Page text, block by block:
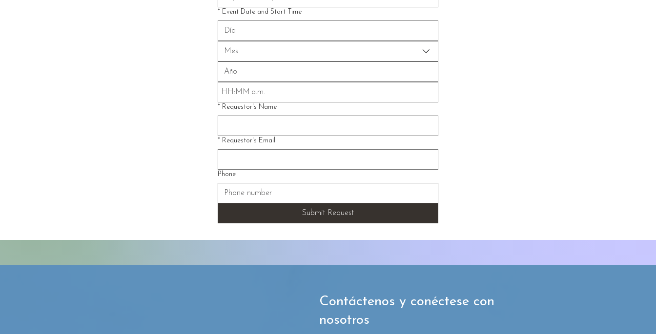
* Event Date and Start Time
Mes
: a.m.
* Requestor's Name
* Requestor's Email
Phone
Submit Request
Contáctenos y conéctese con
nosotros